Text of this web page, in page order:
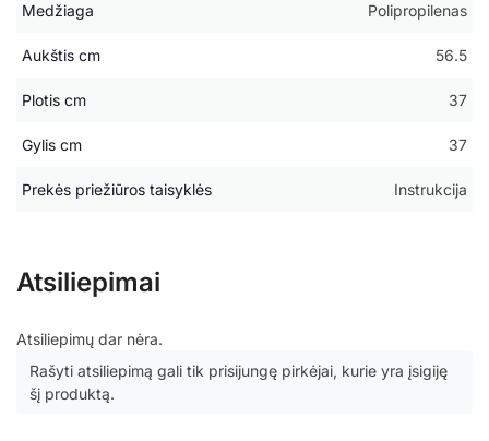
Medžiaga Polipropilenas
Aukštis cm 56.5
Plotis cm 37
Gylis cm 37
Prekės priežiūros taisyklės Instrukcija
Atsiliepimai
Atsiliepimų dar nėra.
Rašyti atsiliepimą gali tik prisijungę pirkėjai, kurie yra įsigiję
šį produktą.